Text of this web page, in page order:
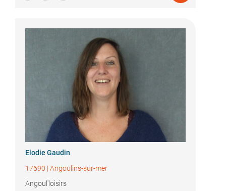
Elodie Gaudin
17690 | Angoulins-sur-mer
Angoul'loisirs